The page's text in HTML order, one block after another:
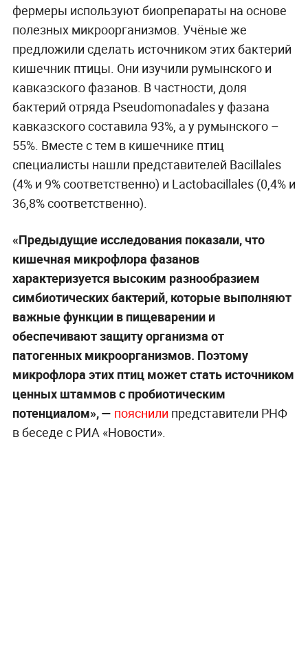
фермеры используют биопрепараты на основе
полезных микроорганизмов. Учёные же
предложили сделать источником этих бактерий
кишечник птицы. Они изучили румынского и
кавказского фазанов. В частности, доля
бактерий отряда Pseudomonadales у фазана
кавказского составила 93%, а у румынского –
55%. Вместе с тем в кишечнике птиц
специалисты нашли представителей Bacillales
(4% и 9% соответственно) и Lactobacillales (0,4% и
36,8% соответственно).
«Предыдущие исследования показали, что
кишечная микрофлора фазанов
характеризуется высоким разнообразием
симбиотических бактерий, которые выполняют
важные функции в пищеварении и
обеспечивают защиту организма от
патогенных микроорганизмов. Поэтому
микрофлора этих птиц может стать источником
ценных штаммов с пробиотическим
потенциалом», — пояснили представители РНФ
в беседе с РИА «Новости».